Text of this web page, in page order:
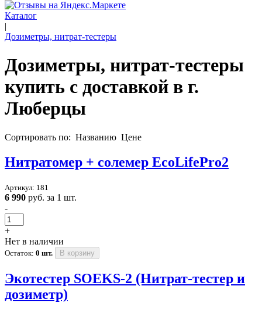
Каталог
|
Дозиметры, нитрат-тестеры
Дозиметры, нитрат-тестеры
купить с доставкой в г.
Люберцы
Сортировать по: Названию Цене
Нитратомер + солемер EcoLifePro2
Артикул: 181
6 990 руб. за 1 шт.
-
+
Нет в наличии
Остаток: 0 шт. В корзину
Экотестер SOEKS-2 (Нитрат-тестер и
дозиметр)